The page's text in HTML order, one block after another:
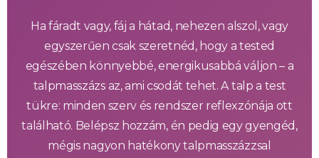
Ha fáradt vagy, fáj a hátad, nehezen alszol, vagy
egyszerűen csak szeretnéd, hogy a tested
egészében könnyebbé, energikusabbá váljon – a
talpmasszázs az, ami csodát tehet. A talp a test
tükre: minden szerv és rendszer reflexzónája ott
található. Belépsz hozzám, én pedig egy gyengéd,
mégis nagyon hatékony talpmasszázzsal